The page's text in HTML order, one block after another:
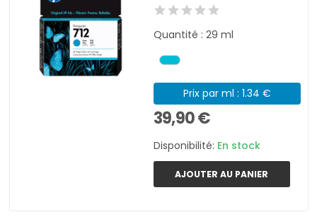
Quantité : 29 ml
Prix par ml : 1.34 €
39,90 €
Disponibilité: En stock
AJOUTER AU PANIER